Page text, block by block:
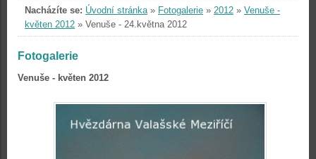
Nacházíte se: Úvodní stránka» Fotogalerie » 2012 » Venuše -
květen 2012 » Venuše - 24.května 2012
Fotogalerie
Venuše - květen 2012